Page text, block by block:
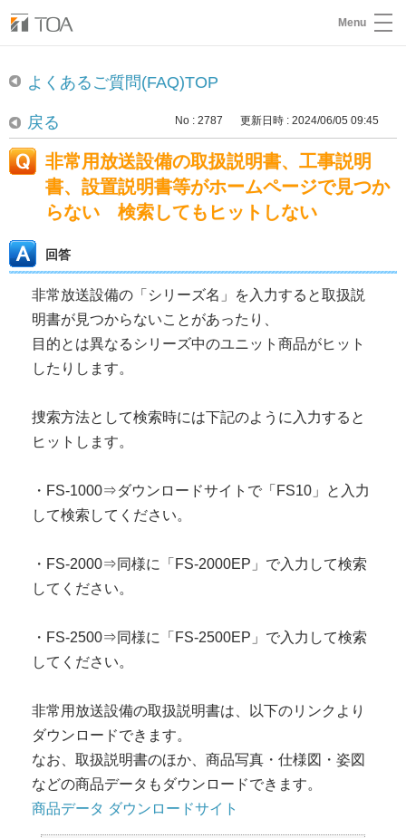
Menu
よくあるご質問(FAQ)TOP
戻る No : 2787 更新日時 : 2024/06/05 09:45
非常用放送設備の取扱説明書、工事説明
書、設置説明書等がホームページで見つか
らない 検索してもヒットしない
回答
非常放送設備の「シリーズ名」を入力すると取扱説
明書が見つからないことがあったり、
目的とは異なるシリーズ中のユニット商品がヒット
したりします。
捜索方法として検索時には下記のように入力すると
ヒットします。
・FS-1000⇒ダウンロードサイトで「FS10」と入力
して検索してください。
・FS-2000⇒同様に「FS-2000EP」で入力して検索
してください。
・FS-2500⇒同様に「FS-2500EP」で入力して検索
してください。
非常用放送設備の取扱説明書は、以下のリンクより
ダウンロードできます。
なお、取扱説明書のほか、商品写真・仕様図・姿図
などの商品データもダウンロードできます。
商品データ ダウンロードサイト